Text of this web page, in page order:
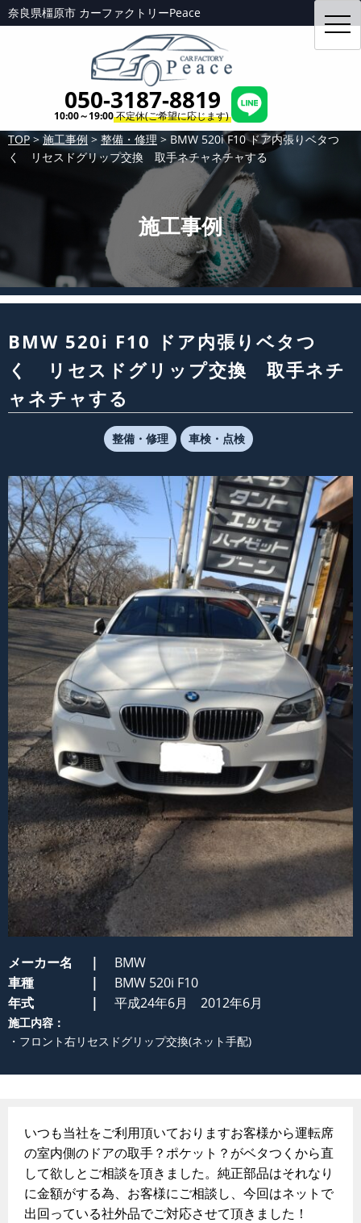
奈良県橿原市 カーファクトリーPeace
050-3187-8819
10:00～19:00不定休(ご希望に応じます)
TOP> 施工事例 > 整備・修理 > BMW 520i F10 ドア内張りベタつ
く リセスドグリップ交換 取手ネチャネチャする
施工事例
BMW 520i F10 ドア内張りベタつ
く リセスドグリップ交換 取手ネチ
ャネチャする
整備・修理 車検・点検
メーカー名
BMW
車種
BMW 520i F10
年式
平成24年6月 2012年6月
施工内容：
・フロント右リセスドグリップ交換(ネット手配)
いつも当社をご利用頂いておりますお客様から運転席
の室内側のドアの取手？ポケット？がベタつくから直
して欲しとご相談を頂きました。純正部品はそれなり
に金額がする為、お客様にご相談し、今回はネットで
出回っている社外品でご対応させて頂きました！